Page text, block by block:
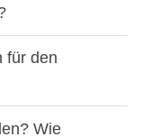
für den
Wie